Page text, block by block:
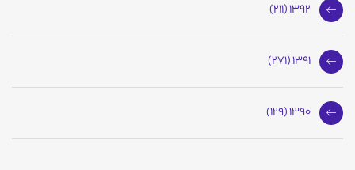
1392 (211)
1391 (271)
1390 (129)